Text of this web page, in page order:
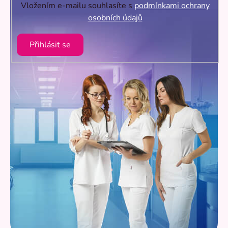
Vložením e-mailu souhlasíte s podmínkami ochrany
osobních údajů
Přihlásit se